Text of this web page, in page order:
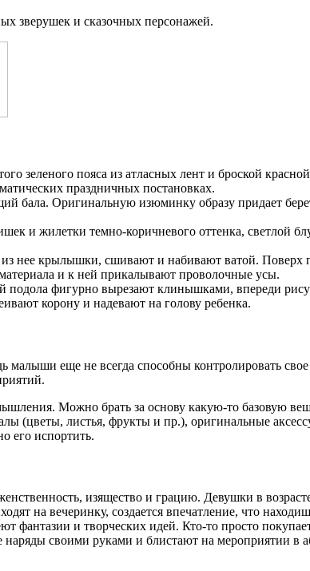
зверушек и сказочных персонажей.
зеленого пояса из атласных лент и броской
праздничных постановках.
бала. Оригинальную изюминку образу придает
и жилетки темно-коричневого оттенка, светлой
нее крылышки, сшивают и набивают ватой. Поверх
и к ней прикалывают проволочные усы.
фигурно вырезают клинышками, впереди
корону и надевают на голову ребенка.
еще не всегда способны контролировать
Можно брать за основу какую-то базовую
(цветы, листья, фрукты и пр.), оригинальные
его испортить.
изящество и грацию. Девушки в
на вечеринку, создается впечатление, что
фантазии и творческих идей. Кто-то просто
наряды своими руками и блистают на мероприятии в